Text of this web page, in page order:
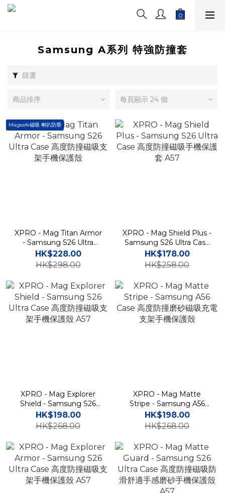
Samsung A系列 特強防撞套
篩選
商品排序 每頁顯示 24 個
Magsafe磁吸 喇叭防塵
XPRO - Mag Titan Armor
- Samsung S26 Ultra
Case 高度防撞磁吸支架手
機保護殼
HK$228.00
HK$298.00
XPRO - Mag Shield Plus -
Samsung S26 Ultra Case
高度防撞磁吸手機保護套
A57
HK$178.00
HK$258.00
XPRO - Mag Explorer
Shield - Samsung S26
Ultra Case 高度防撞磁吸支
架手機保護殼 A57
HK$198.00
HK$268.00
XPRO - Mag Matte
Stripe - Samsung A56
Case 高度防撞磨砂磁吸充
電支架手機保護殼
HK$198.00
HK$268.00